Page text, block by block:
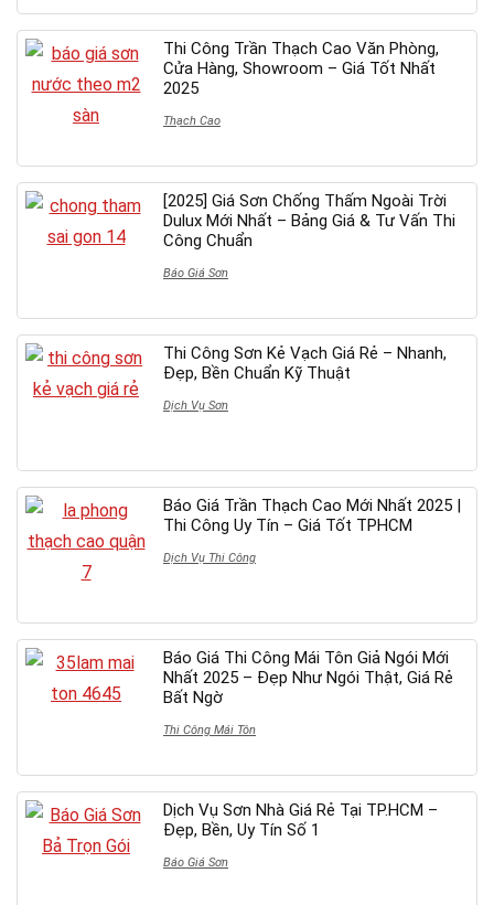
Thi Công Trần Thạch Cao Văn Phòng,
Cửa Hàng, Showroom – Giá Tốt Nhất
2025
Thạch Cao
[2025] Giá Sơn Chống Thấm Ngoài Trời
Dulux Mới Nhất – Bảng Giá & Tư Vấn Thi
Công Chuẩn
Báo Giá Sơn
Thi Công Sơn Kẻ Vạch Giá Rẻ – Nhanh,
Đẹp, Bền Chuẩn Kỹ Thuật
Dịch Vụ Sơn
Báo Giá Trần Thạch Cao Mới Nhất 2025 |
Thi Công Uy Tín – Giá Tốt TPHCM
Dịch Vụ Thi Công
Báo Giá Thi Công Mái Tôn Giả Ngói Mới
Nhất 2025 – Đẹp Như Ngói Thật, Giá Rẻ
Bất Ngờ
Thi Công Mái Tôn
Dịch Vụ Sơn Nhà Giá Rẻ Tại TP.HCM –
Đẹp, Bền, Uy Tín Số 1
Báo Giá Sơn